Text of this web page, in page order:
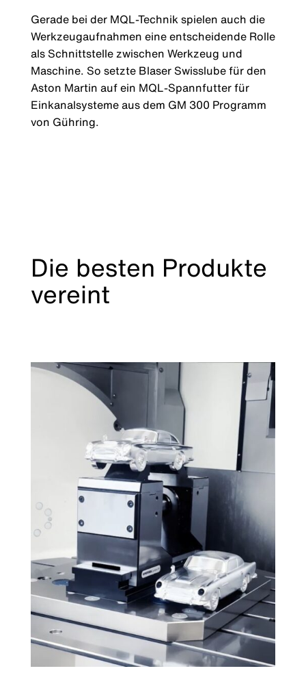
Gerade bei der MQL-Technik spielen auch die
Werkzeugaufnahmen eine entscheidende Rolle
als Schnittstelle zwischen Werkzeug und
Maschine. So setzte Blaser Swisslube für den
Aston Martin auf ein MQL-Spannfutter für
Einkanalsysteme aus dem GM 300 Programm
von Gühring.
Die besten Produkte
vereint